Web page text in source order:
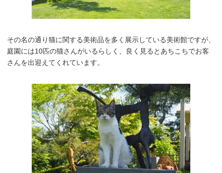
その名の通り猫に関する美術品を多く展示している美術館ですが、
庭園には10匹の猫さんがいるらしく、良く見るとあちこちでお客
さんを出迎えてくれています。